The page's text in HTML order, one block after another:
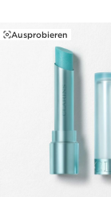
Ausprobieren